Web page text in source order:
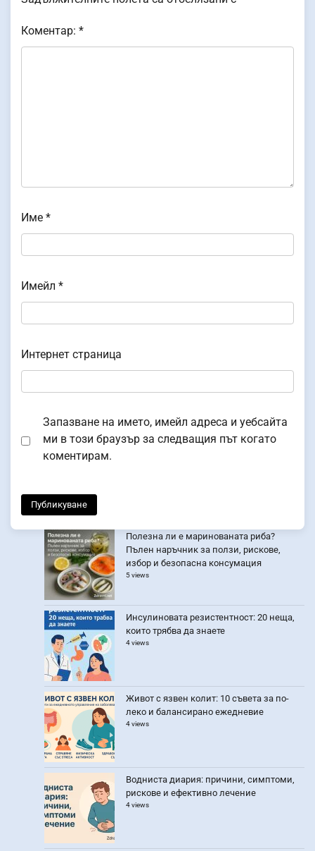
Коментар: *
Име *
Имейл *
Интернет страница
Запазване на името, имейл адреса и уебсайта
ми в този браузър за следващия път когато
коментирам.
Полезна ли е маринованата риба?
Пълен наръчник за ползи, рискове,
избор и безопасна консумация
5 views
Инсулиновата резистентност: 20 неща,
които трябва да знаете
4 views
Живот с язвен колит: 10 съвета за по-
леко и балансирано ежедневие
4 views
Водниста диария: причини, симптоми,
рискове и ефективно лечение
4 views